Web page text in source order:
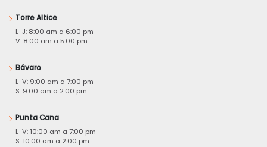
Torre Altice
L-J: 8:00 am a 6:00 pm
V: 8:00 am a 5:00 pm
Bávaro
L-V: 9:00 am a 7:00 pm
S: 9:00 am a 2:00 pm
Punta Cana
L-V: 10:00 am a 7:00 pm
S: 10:00 am a 2:00 pm